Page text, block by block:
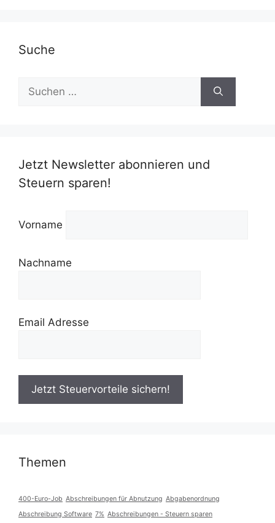
Suche
Suchen
nach:
Jetzt Newsletter abonnieren und
Steuern sparen!
Vorname
Nachname
Email Adresse
Themen
400-Euro-Job Abschreibungen für Abnutzung Abgabenordnung
Abschreibung Software 7% Abschreibungen - Steuern sparen